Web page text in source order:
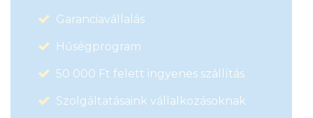
Garanciavállalás
Hűségprogram
50 000 Ft felett ingyenes szállítás
Szolgáltatásaink vállalkozásoknak